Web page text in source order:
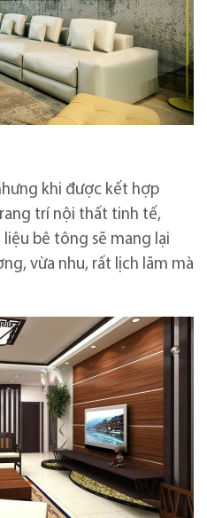
khi được kết hợp
trí nội thất tinh tế,
bê tông sẽ mang lại
vừa nhu, rất lịch lãm mà